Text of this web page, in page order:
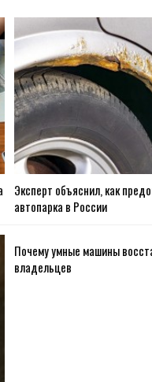
Эксперт объяснил, как
автопарка в России
Почему умные машины
владельцев